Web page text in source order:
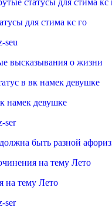
для стима кс го
высказывания о жизни
намек девушке
быть разной
на тему Лето